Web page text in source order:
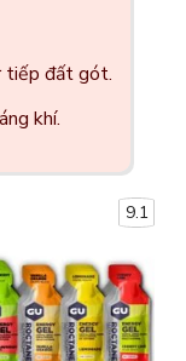
tiếp đất gót.
khí.
9.1